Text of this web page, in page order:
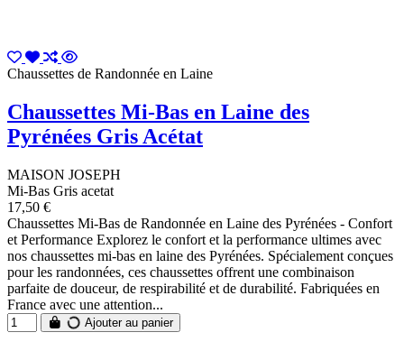
Chaussettes de Randonnée en Laine
Chaussettes Mi-Bas en Laine des
Pyrénées Gris Acétat
MAISON JOSEPH
Mi-Bas Gris acetat
17,50 €
Chaussettes Mi-Bas de Randonnée en Laine des Pyrénées - Confort
et Performance Explorez le confort et la performance ultimes avec
nos chaussettes mi-bas en laine des Pyrénées. Spécialement conçues
pour les randonnées, ces chaussettes offrent une combinaison
parfaite de douceur, de respirabilité et de durabilité. Fabriquées en
France avec une attention...
Ajouter au panier